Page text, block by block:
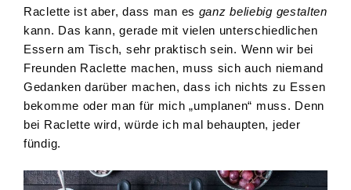
Raclette ist aber, dass man es ganz beliebig gestalten
kann. Das kann, gerade mit vielen unterschiedlichen
Essern am Tisch, sehr praktisch sein. Wenn wir bei
Freunden Raclette machen, muss sich auch niemand
Gedanken darüber machen, dass ich nichts zu Essen
bekomme oder man für mich „umplanen“ muss. Denn
bei Raclette wird, würde ich mal behaupten, jeder
fündig.